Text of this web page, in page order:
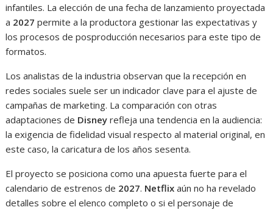
infantiles. La elección de una fecha de lanzamiento proyectada
a 2027 permite a la productora gestionar las expectativas y
los procesos de posproducción necesarios para este tipo de
formatos.
Los analistas de la industria observan que la recepción en
redes sociales suele ser un indicador clave para el ajuste de
campañas de marketing. La comparación con otras
adaptaciones de Disney refleja una tendencia en la audiencia:
la exigencia de fidelidad visual respecto al material original, en
este caso, la caricatura de los años sesenta.
El proyecto se posiciona como una apuesta fuerte para el
calendario de estrenos de 2027. Netflix aún no ha revelado
detalles sobre el elenco completo o si el personaje de